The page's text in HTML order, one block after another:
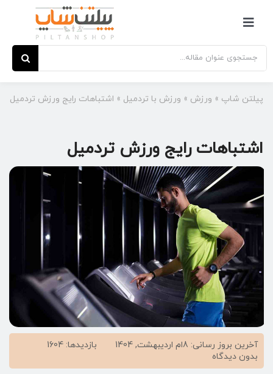
کنترلر
صفحه‌بندی
جستجو
برای:
پیلتن شاپ » ورزش » ورزش با تردمیل » اشتباهات رایج ورزش تردمیل
اشتباهات رایج ورزش تردمیل
آخرین بروز رسانی: 8ام اردیبهشت, 1404
بازدیدها: 1604
بدون دیدگاه
اشتباهات